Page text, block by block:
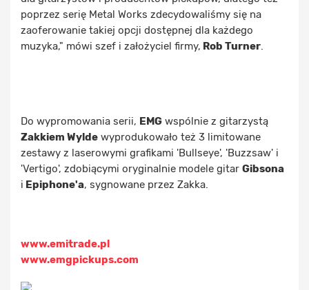
poprzez serię Metal Works zdecydowaliśmy się na
zaoferowanie takiej opcji dostępnej dla każdego
muzyka," mówi szef i założyciel firmy, Rob Turner.
Do wypromowania serii, EMG wspólnie z gitarzystą
Zakkiem Wylde wyprodukowało też 3 limitowane
zestawy z laserowymi grafikami 'Bullseye', 'Buzzsaw' i
'Vertigo', zdobiącymi oryginalnie modele gitar Gibsona
i Epiphone'a, sygnowane przez Zakka.
www.emitrade.pl
www.emgpickups.com